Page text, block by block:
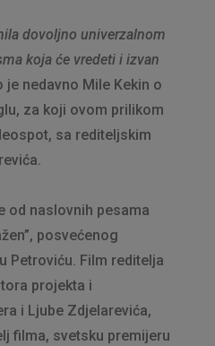
dovoljno univerzalnom
koja će vredeti i izvan
je nedavno Mile Kekin o
za koji ovom prilikom
sa rediteljskim
od naslovnih pesama
posvećenog
Petroviću. Film reditelja
projekta i
i Ljube Zdjelarevića,
filma, svetsku premijeru